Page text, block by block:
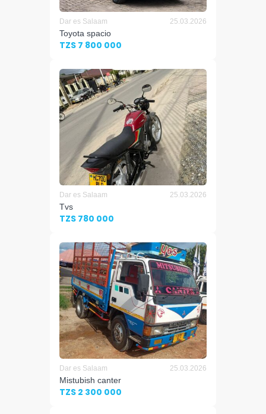
Dar es Salaam 25.03.2026
Toyota spacio
TZS 7 800 000
Dar es Salaam 25.03.2026
Tvs
TZS 780 000
Dar es Salaam 25.03.2026
Mistubish canter
TZS 2 300 000